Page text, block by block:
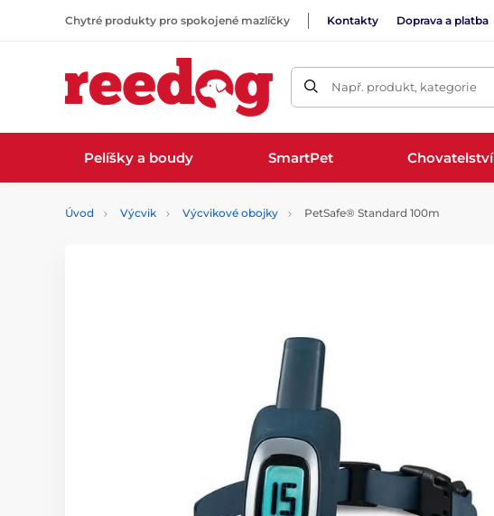
Chytré produkty pro spokojené mazlíčky Kontakty Doprava a platba
Např. produkt, kategorie
Pelíšky a boudy SmartPet Chovatelství
Úvod Výcvik Výcvikové obojky PetSafe® Standard 100m